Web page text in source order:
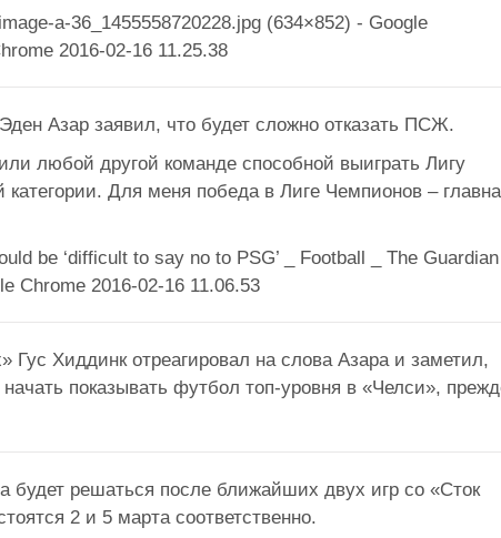
Азар заявил, что будет сложно отказать ПСЖ.
любой другой команде способной выиграть Лигу
Для меня победа в Лиге Чемпионов –
Гус Хиддинк отреагировал на слова Азара и заметил,
показывать футбол топ-уровня в «Челси»,
будет решаться после ближайших двух игр со «Сток
2 и 5 марта соответственно.